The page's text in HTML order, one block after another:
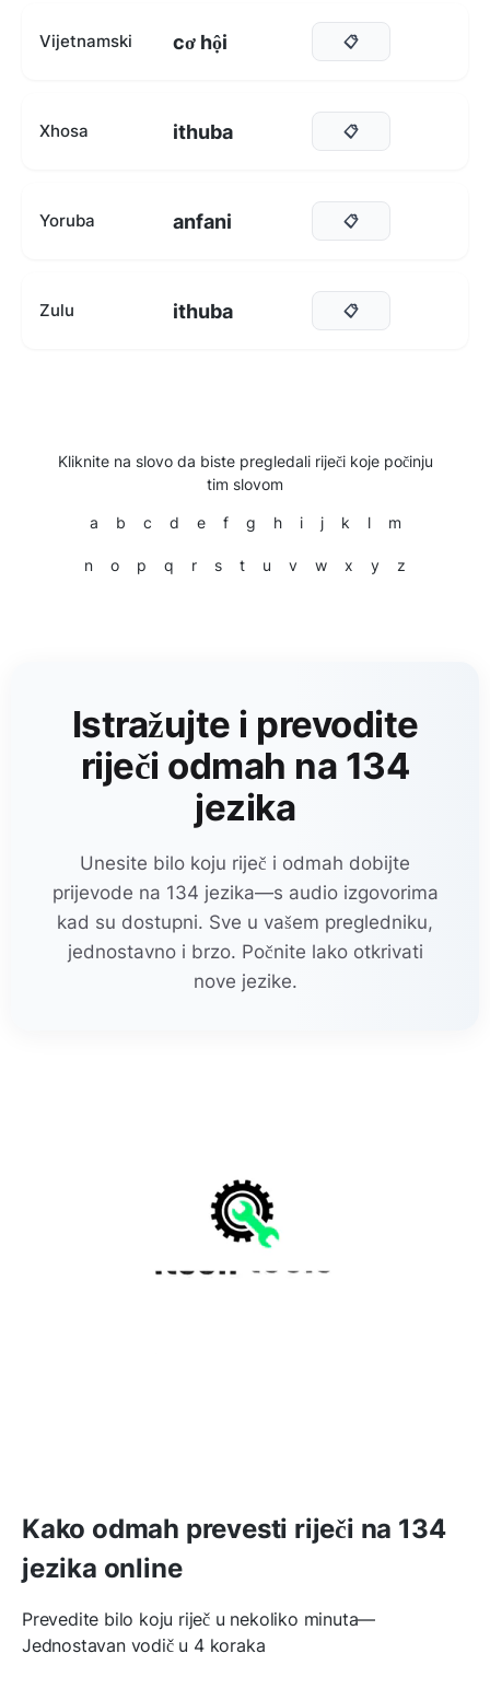
Vijetnamski cơ hội 📋
Xhosa ithuba 📋
Yoruba anfani 📋
Zulu ithuba 📋
Kliknite na slovo da biste pregledali riječi koje počinju
tim slovom
a b c d e f g h i j k l m
n o p q r s t u v w x y z
Istražujte i prevodite
riječi odmah na 134
jezika
Unesite bilo koju riječ i odmah dobijte
prijevode na 134 jezika—s audio izgovorima
kad su dostupni. Sve u vašem pregledniku,
jednostavno i brzo. Počnite lako otkrivati
nove jezike.
Kako odmah prevesti riječi na 134
jezika online
Prevedite bilo koju riječ u nekoliko minuta—
Jednostavan vodič u 4 koraka